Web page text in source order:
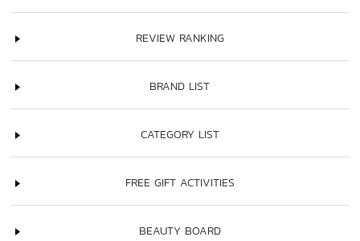
REVIEW RANKING
BRAND LIST
CATEGORY LIST
FREE GIFT ACTIVITIES
BEAUTY BOARD